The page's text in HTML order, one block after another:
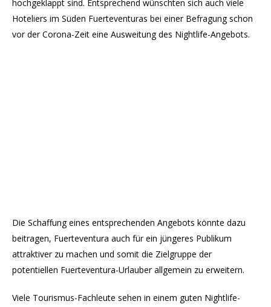
hochgeklappt sind. Entsprechend wünschten sich auch viele
Hoteliers im Süden Fuerteventuras bei einer Befragung schon
vor der Corona-Zeit eine Ausweitung des Nightlife-Angebots.
Die Schaffung eines entsprechenden Angebots könnte dazu
beitragen, Fuerteventura auch für ein jüngeres Publikum
attraktiver zu machen und somit die Zielgruppe der
potentiellen Fuerteventura-Urlauber allgemein zu erweitern.
Viele Tourismus-Fachleute sehen in einem guten Nightlife-